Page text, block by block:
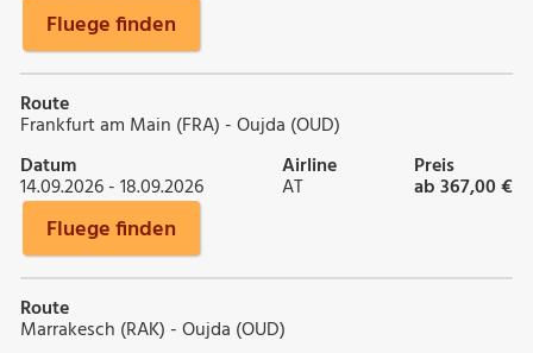
Fluege finden
Route
Frankfurt am Main (FRA) - Oujda (OUD)
Datum
14.09.2026 - 18.09.2026
Airline
AT
Preis
ab 367,00 €
Fluege finden
Route
Marrakesch (RAK) - Oujda (OUD)